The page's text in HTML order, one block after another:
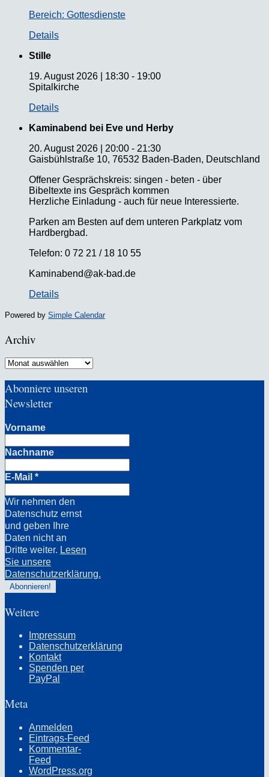
Bereich: Gottesdienste
Details
Stille
19. August 2026
18:30 - 19:00
Spitalkirche
Details
Kaminabend bei Eve und Herby
20. August 2026
20:00 - 21:30
Gaisbühlstraße 10, 76532 Baden-Baden, Deutschland
Offener Gesprächskreis: singen - beten - über
Bibeltexte ins Gespräch kommen
Herzliche Einladung - auch für neue Interessierte.
Parken am Besten auf dem unteren Parkplatz vom
Hardbergbad.
Telefon: 0 72 21 / 18 10 55
Kaminabend@ak-bad.de
Details
Powered by Simple Calendar
Archiv
Archiv
Abonniere unseren
Newsletter
Vorname
Nachname
E-Mail *
Wir nehmen den
Datenschutz ernst
und geben Ihre
Daten nicht an
Dritte weiter. Lesen
Sie unsere
Datenschutzerklärung.
Weitere
Impressum
Datenschutzerklärung
Kontakt
Spenden per
PayPal
Meta
Anmelden
Eintrags-Feed
Kommentar-
Feed
WordPress.org